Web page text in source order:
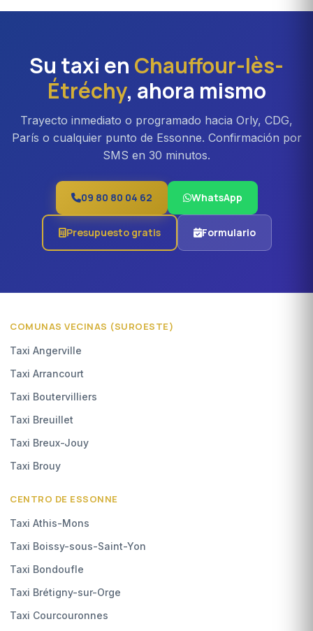
Étréchy. Ideal para familias, equipos profesionales o
Su taxi en Chauffour-lès-
Étréchy, ahora mismo
Trayecto inmediato o programado hacia Orly, CDG,
París o cualquier punto de Essonne. Confirmación por
SMS en 30 minutos.
09 80 80 04 62 WhatsApp
Presupuesto gratis Formulario
COMUNAS VECINAS (SUROESTE)
Taxi Angerville
Taxi Arrancourt
Taxi Boutervilliers
Taxi Breuillet
Taxi Breux-Jouy
Taxi Brouy
CENTRO DE ESSONNE
Taxi Athis-Mons
Taxi Boissy-sous-Saint-Yon
Taxi Bondoufle
Taxi Brétigny-sur-Orge
Taxi Courcouronnes